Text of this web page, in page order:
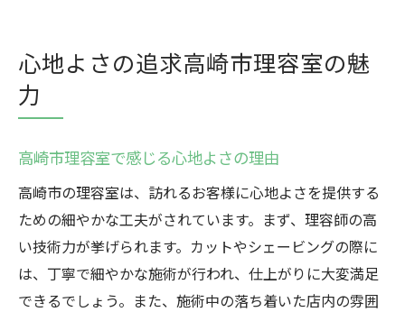
心地よさの追求高崎市理容室の魅
力
高崎市理容室で感じる心地よさの理由
高崎市の理容室は、訪れるお客様に心地よさを提供する
ための細やかな工夫がされています。まず、理容師の高
い技術力が挙げられます。カットやシェービングの際に
は、丁寧で細やかな施術が行われ、仕上がりに大変満足
できるでしょう。また、施術中の落ち着いた店内の雰囲